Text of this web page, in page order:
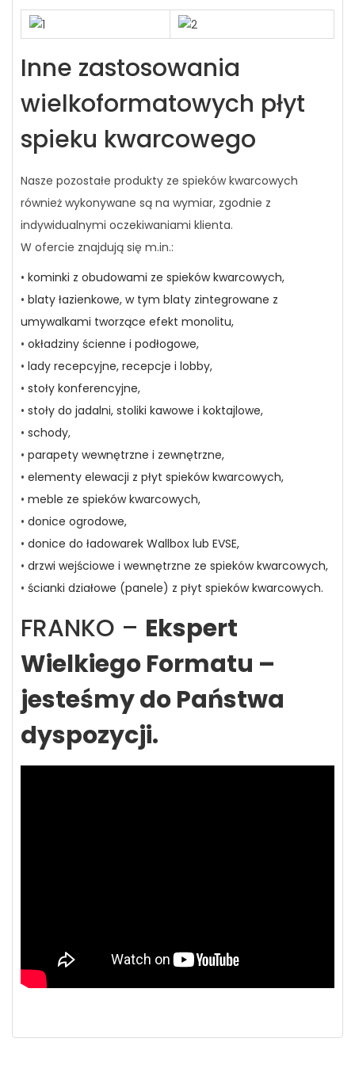
Inne zastosowania
wielkoformatowych płyt
spieku kwarcowego
Nasze pozostałe produkty ze spieków kwarcowych
również wykonywane są na wymiar, zgodnie z
indywidualnymi oczekiwaniami klienta.
W ofercie znajdują się m.in.:
• kominki z obudowami ze spieków kwarcowych,
• blaty łazienkowe, w tym blaty zintegrowane z
umywalkami tworzące efekt monolitu,
• okładziny ścienne i podłogowe,
• lady recepcyjne, recepcje i lobby,
• stoły konferencyjne,
• stoły do jadalni, stoliki kawowe i koktajlowe,
• schody,
• parapety wewnętrzne i zewnętrzne,
• elementy elewacji z płyt spieków kwarcowych,
• meble ze spieków kwarcowych,
• donice ogrodowe,
• donice do ładowarek Wallbox lub EVSE,
• drzwi wejściowe i wewnętrzne ze spieków kwarcowych,
• ścianki działowe (panele) z płyt spieków kwarcowych.
FRANKO – Ekspert
Wielkiego Formatu –
jesteśmy do Państwa
dyspozycji.